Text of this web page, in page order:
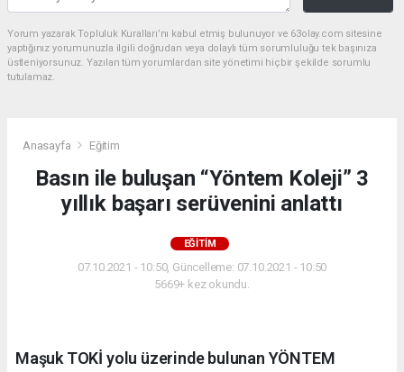
Yorum yazarak Topluluk Kuralları’nı kabul etmiş bulunuyor ve 63olay.com sitesine
yaptığınız yorumunuzla ilgili doğrudan veya dolaylı tüm sorumluluğu tek başınıza
üstleniyorsunuz. Yazılan tüm yorumlardan site yönetimi hiçbir şekilde sorumlu
tutulamaz.
Anasayfa Eğitim
Basın ile buluşan “Yöntem Koleji” 3
yıllık başarı serüvenini anlattı
EĞITIM
07.10.2021 - 10:50, Güncelleme: 07.10.2021 - 10:50
5669+ kez okundu.
Maşuk TOKİ yolu üzerinde bulunan YÖNTEM